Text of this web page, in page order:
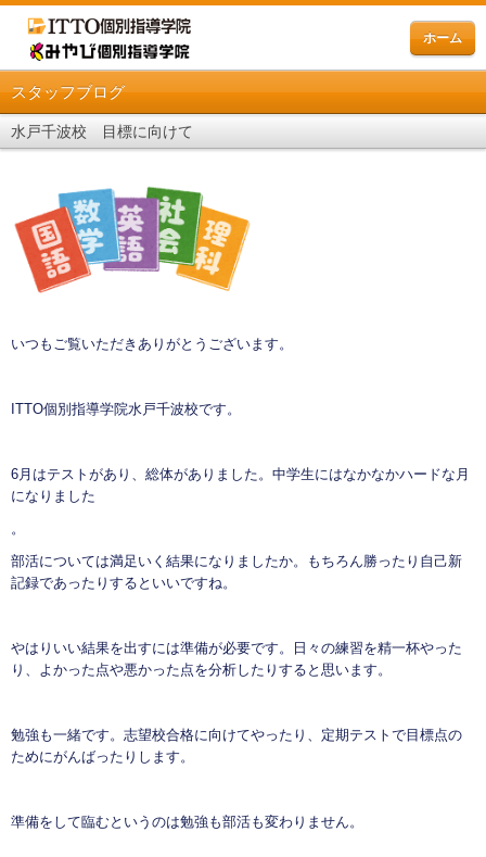
ホーム
スタッフブログ
水戸千波校 目標に向けて
いつもご覧いただきありがとうございます。
ITTO個別指導学院水戸千波校です。
6月はテストがあり、総体がありました。中学生にはなかなかハードな月
になりました
。
部活については満足いく結果になりましたか。もちろん勝ったり自己新
記録であったりするといいですね。
やはりいい結果を出すには準備が必要です。日々の練習を精一杯やった
り、よかった点や悪かった点を分析したりすると思います。
勉強も一緒です。志望校合格に向けてやったり、定期テストで目標点の
ためにがんばったりします。
準備をして臨むというのは勉強も部活も変わりません。